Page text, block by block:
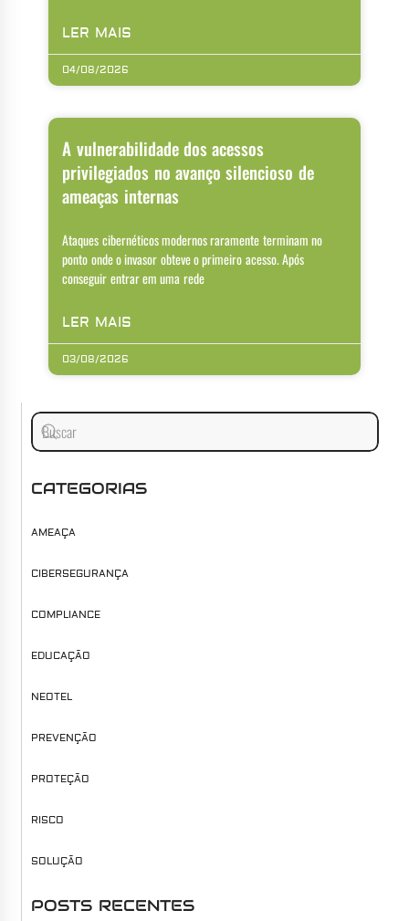
LER MAIS
04/08/2026
A vulnerabilidade dos acessos
privilegiados no avanço silencioso de
ameaças internas
Ataques cibernéticos modernos raramente terminam no
ponto onde o invasor obteve o primeiro acesso. Após
conseguir entrar em uma rede
LER MAIS
03/08/2026
CATEGORIAS
AMEAÇA
CIBERSEGURANÇA
COMPLIANCE
EDUCAÇÃO
NEOTEL
PREVENÇÃO
PROTEÇÃO
RISCO
SOLUÇÃO
POSTS RECENTES